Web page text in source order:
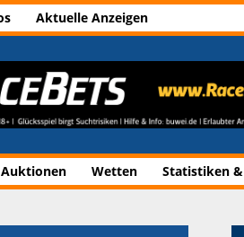
Aktuelle Anzeigen
Auktionen Wetten Statistiken